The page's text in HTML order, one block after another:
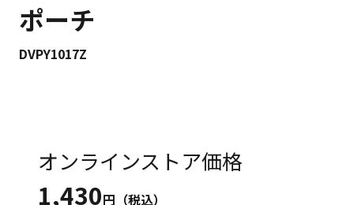
ポーチ
DVPY1017Z
オンラインストア価格
1,430円（税込）